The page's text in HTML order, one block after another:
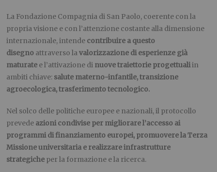
La Fondazione Compagnia di San Paolo, coerente con la
propria visione e con l’attenzione costante alla dimensione
internazionale, intende contribuire a questo
disegno attraverso lavalorizzazione di esperienze già
maturate e l’attivazione di nuove traiettorie progettualiin
ambiti chiave: salute materno-infantile, transizione
agroecologica, trasferimento tecnologico.
Nel solco delle politiche europee e nazionali, il protocollo
prevede azioni condivise per migliorare l’accesso ai
programmi di finanziamento europei, promuovere la Terza
Missione universitaria e realizzare infrastrutture
strategiche per la formazione e la ricerca.